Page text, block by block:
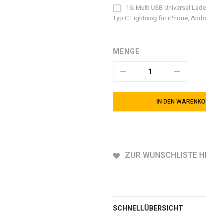
16: Multi USB Universal
Typ C Lightning für iPhone,
MENGE
IN DEN
ZUR WUNSCHLISTE
SCHNELLÜBERSICHT